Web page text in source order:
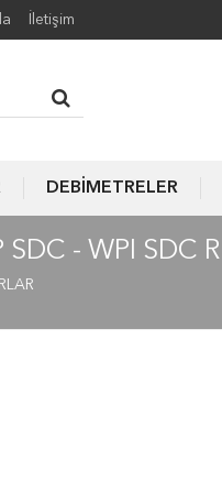
İletişim
DEBİMETRELER
SDC - WPI SDC